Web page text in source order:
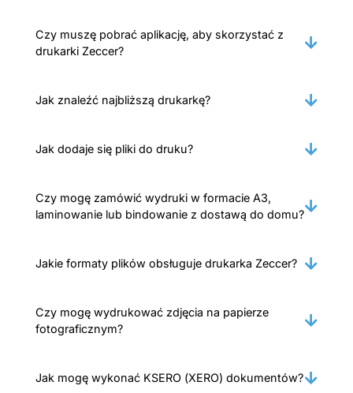
Czy muszę pobrać aplikację, aby skorzystać z
drukarki Zeccer?
Jak znaleźć najbliższą drukarkę?
Jak dodaje się pliki do druku?
Czy mogę zamówić wydruki w formacie A3,
laminowanie lub bindowanie z dostawą do domu?
Jakie formaty plików obsługuje drukarka Zeccer?
Czy mogę wydrukować zdjęcia na papierze
fotograficznym?
Jak mogę wykonać KSERO (XERO) dokumentów?